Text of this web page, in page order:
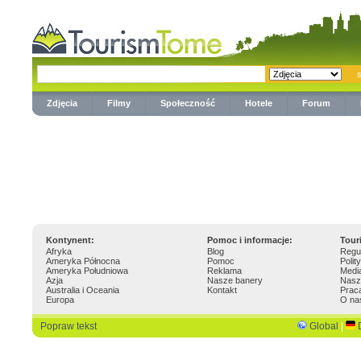
Zdjęcia Filmy Społeczność Hotele Forum
Kontynent: Pomoc i informacje:
Afryka
Ameryka Północna
Ameryka Południowa
Azja
Australia i Oceania
Europa
Blog
Pomoc
Reklama
Nasze banery
Kontakt
O
Popraw tekst Global